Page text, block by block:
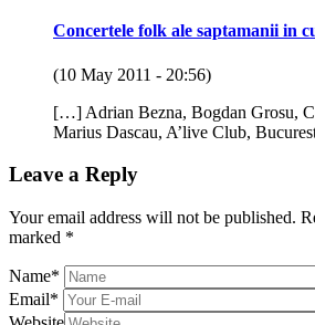
Concertele folk ale saptamanii in
(10 May 2011 - 20:56)
[…] Adrian Bezna, Bogdan Grosu,
Marius Dascau, A’live Club,
Leave a Reply
Your email address will not be published.
marked *
Name*
Email*